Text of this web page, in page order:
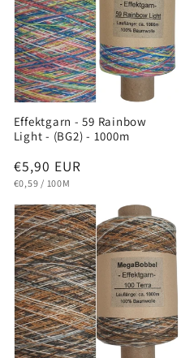
Effektgarn - 59 Rainbow
Light - (BG2) - 1000m
Normaler
Preis
€5,90 EUR
GRUNDPREIS
€0,59 / PRO
100M